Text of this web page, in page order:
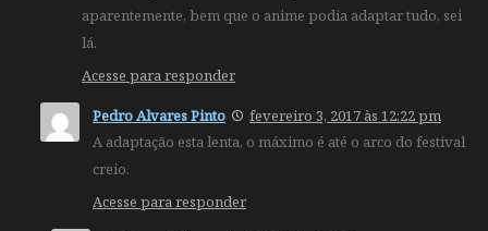
aparentemente, bem que o anime podia adaptar tudo, sei
lá.
Acesse para responder
Pedro Alvares Pinto
fevereiro 3, 2017 às 12:22 pm
A adaptação esta lenta, o máximo é até o arco do festival
creio.
Acesse para responder